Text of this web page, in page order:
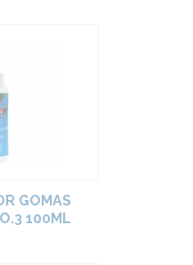
GOMAS
100ML